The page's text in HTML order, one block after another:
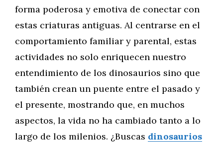
forma poderosa y emotiva de conectar con
estas criaturas antiguas. Al centrarse en el
comportamiento familiar y parental, estas
actividades no solo enriquecen nuestro
entendimiento de los dinosaurios sino que
también crean un puente entre el pasado y
el presente, mostrando que, en muchos
aspectos, la vida no ha cambiado tanto a lo
largo de los milenios. ¿Buscas dinosaurios